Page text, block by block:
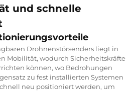
und schnelle
Drohnenstörsenders liegt in
Mobilität, wodurch Sicherheitskräfte
können, wo Bedrohungen
zu fest installierten Systemen
neu positioniert werden, um